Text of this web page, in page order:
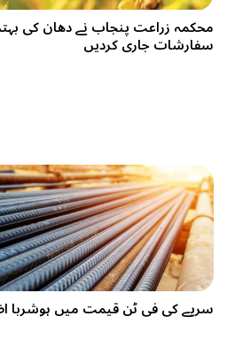
محکمہ زراعت پنجاب نے دھان کی
سفارشات جاری کردیں
سریے کی فی ٹن قیمت میں ہوشربا